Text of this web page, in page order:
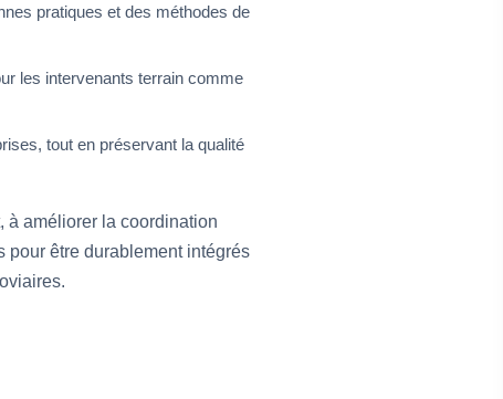
pratiques et des méthodes de
les intervenants terrain comme
tout en préservant la qualité
à améliorer la coordination
pour être durablement intégrés